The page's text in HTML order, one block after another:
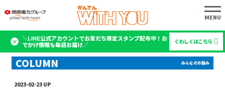
＼LINE公式アカウントでお友だち限定スタンプ配布中！お
でかけ情報も毎週お届け／
くわしくはこちら
2023-02-23